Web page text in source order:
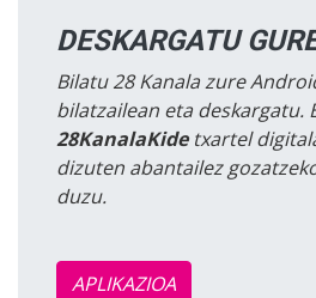
DESKARGATU
Bilatu 28 Kanala zure
bilatzailean eta deskargatu.
28KanalaKidetxartel
dizuten abantailez
duzu.
APLIKAZIOA